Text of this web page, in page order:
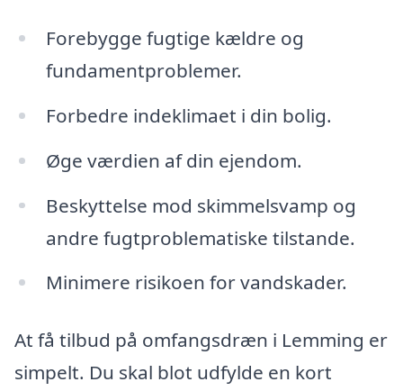
Forebygge fugtige kældre og
fundamentproblemer.
Forbedre indeklimaet i din bolig.
Øge værdien af din ejendom.
Beskyttelse mod skimmelsvamp og
andre fugtproblematiske tilstande.
Minimere risikoen for vandskader.
At få tilbud på omfangsdræn i Lemming er
simpelt. Du skal blot udfylde en kort